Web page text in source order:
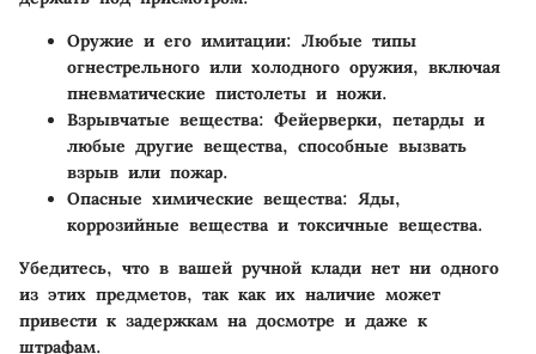
Оружие и его имитации: Любые типы
огнестрельного или холодного оружия, включая
пневматические пистолеты и ножи.
Взрывчатые вещества: Фейерверки, петарды и
любые другие вещества, способные вызвать
взрыв или пожар.
Опасные химические вещества: Яды,
коррозийные вещества и токсичные вещества.
Убедитесь, что в вашей ручной клади нет ни одного
из этих предметов, так как их наличие может
привести к задержкам на досмотре и даже к
штрафам.